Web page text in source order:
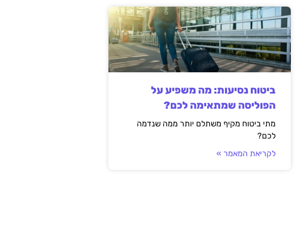
ביטוח נסיעות: מה משפיע על
הפוליסה שמתאימה לכם?
מתי ביטוח מקיף משתלם יותר ממה שנדמה
לכם?
לקריאת המאמר »